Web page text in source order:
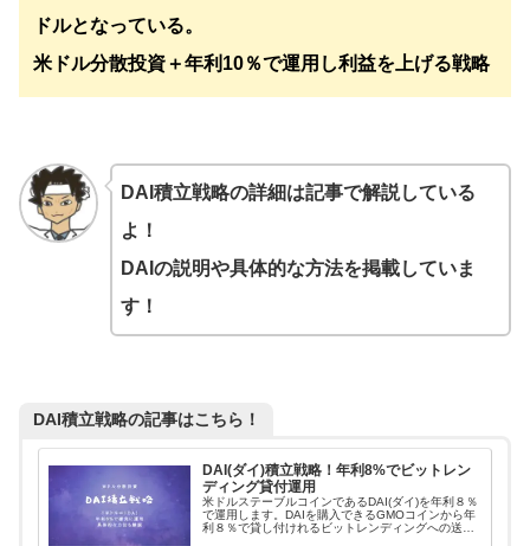
ドルとなっている。
米ドル分散投資＋年利10％で運用し利益を上げる戦略
DAI積立戦略の詳細は記事で解説している
よ！
DAIの説明や具体的な方法を掲載していま
す！
DAI積立戦略の記事はこちら！
DAI(ダイ)積立戦略！年利8%でビットレン
ディング貸付運用
米ドルステーブルコインであるDAI(ダイ)を年利８％
で運用します。DAIを購入できるGMOコインから年
利８％で貸し付けれるビットレンディングへの送付